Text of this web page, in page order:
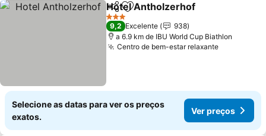
PartilharAdicionar aos favoritos
Hotel Antholzerhof
3 Estrelas
9,2 Excelente
938
a 6.9 km de IBU World Cup Biathlon
Centro de bem-estar relaxante
Selecione as datas para ver os preços
exatos.
Ver preços